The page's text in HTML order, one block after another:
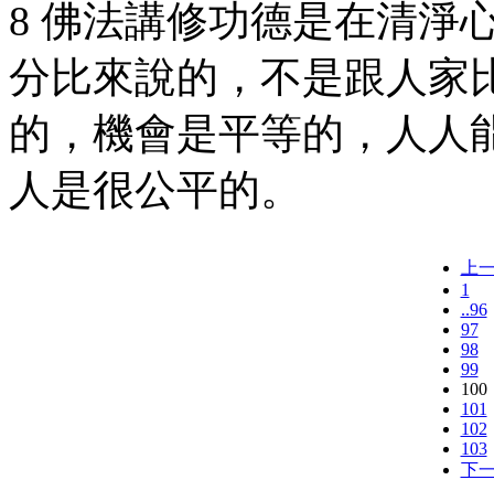
8 佛法講修功德是在清淨
分比來說的，不是跟人家
的，機會是平等的，人人
人是很公平的。
上
1
..96
97
98
99
100
101
102
103
下